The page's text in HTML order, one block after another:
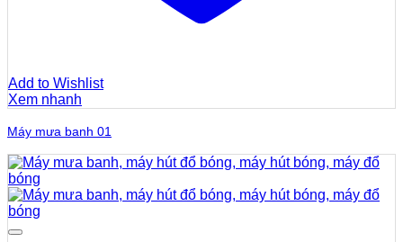
Add to Wishlist
Xem nhanh
Máy mưa banh 01